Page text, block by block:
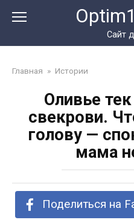
Сайт
Главная » Истории
Оливье
свекрови.
голову —
мама
Поделиться на